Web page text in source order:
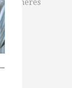
mulheres
Famílias brasileiras perderam R$ 62,5 bilhões para bets em 2025